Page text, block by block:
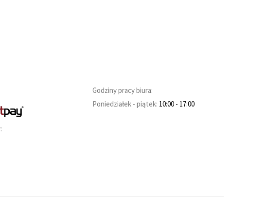
Godziny pracy biura:
Poniedziałek - piątek: 10:00 - 17:00